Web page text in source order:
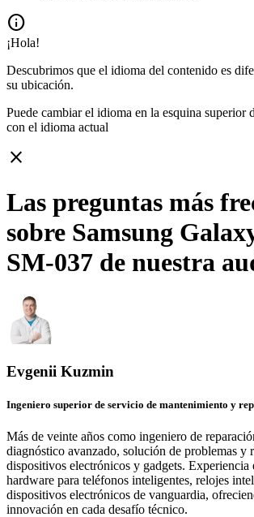
info
¡Hola!
Descubrimos que el idioma del contenido es
su ubicación.
Puede cambiar el idioma en la esquina superior
con el idioma actual
close
Las preguntas más
sobre Samsung
SM-037 de nuestra
Evgenii Kuzmin
Ingeniero superior de servicio de mantenimiento y
Más de veinte años como ingeniero de
diagnóstico avanzado, solución de problemas y
dispositivos electrónicos y gadgets. Experiencia
hardware para teléfonos inteligentes, relojes
dispositivos electrónicos de vanguardia,
innovación en cada desafío técnico.